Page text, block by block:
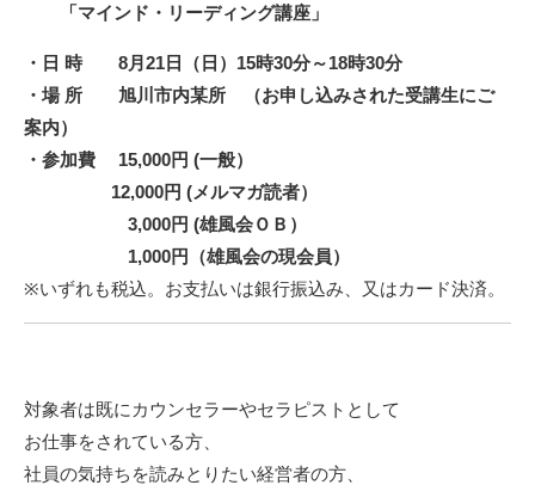
「マインド・リーディング講座」
・日 時 8月21日（日）15時30分～18時30分
・場 所 旭川市内某所 （お申し込みされた受講生にご
案内）
・参加費 15,000円 (一般）
12,000円 (メルマガ読者）
3,000円 (雄風会ＯＢ）
1,000円（雄風会の現会員）
※いずれも税込。お支払いは銀行振込み、又はカード決済。
対象者は既にカウンセラーやセラピストとして
お仕事をされている方、
社員の気持ちを読みとりたい経営者の方、